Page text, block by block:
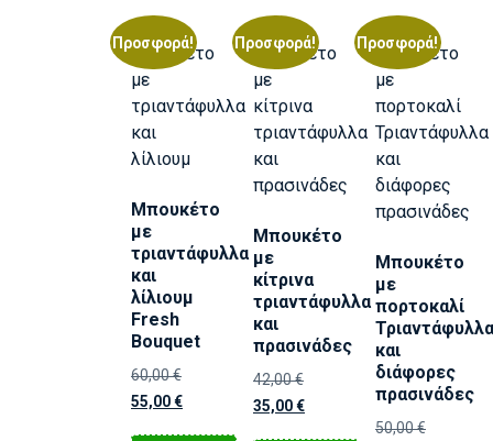
Προσφορά!
Μπουκέτο
με
τριαντάφυλλα
και
λίλιουμ
Fresh
Bouquet
60,00€
55,00€
Προσφορά!
Μπουκέτο
με
κίτρινα
τριαντάφυλλα
και
πρασινάδες
42,00€
35,00€
Προσφορά!
Μπουκέτο
με
πορτοκαλί
Τριαντάφυλλα
και
διάφορες
πρασινάδες
50,00€